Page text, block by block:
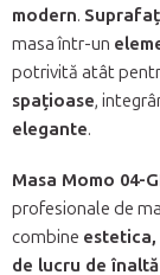
modern.
masa într-un
potrivită atât
spațioase,
elegante.
Masa Momo 04-
profesionale de
combine
de lucru de